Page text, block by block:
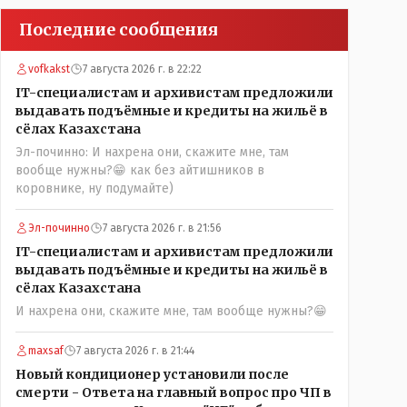
Последние сообщения
vofkakst 7 августа 2026 г. в 22:22
IT-специалистам и архивистам предложили
выдавать подъёмные и кредиты на жильё в
сёлах Казахстана
Эл-починно: И нахрена они, скажите мне, там
вообще нужны?😁 как без айтишников в
коровнике, ну подумайте)
Эл-починно 7 августа 2026 г. в 21:56
IT-специалистам и архивистам предложили
выдавать подъёмные и кредиты на жильё в
сёлах Казахстана
И нахрена они, скажите мне, там вообще нужны?😁
maxsaf 7 августа 2026 г. в 21:44
Новый кондиционер установили после
смерти - Ответа на главный вопрос про ЧП в